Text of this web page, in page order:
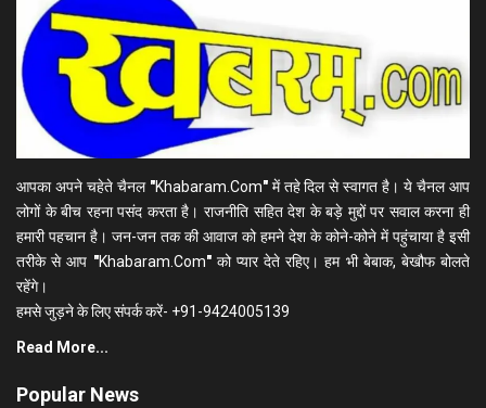
आपका अपने चहेते चैनल "Khabaram.Com"में तहे दिल से स्वागत है। ये चैनल आप
लोगों के बीच रहना पसंद करता है। राजनीति सहित देश के बड़े मुद्दों पर सवाल करना ही
हमारी पहचान है। जन-जन तक की आवाज को हमने देश के कोने-कोने में पहुंचाया है इसी
तरीके से आप "Khabaram.Com"को प्यार देते रहिए। हम भी बेबाक, बेखौफ बोलते
रहेंगे।
हमसे जुड़ने के लिए संपर्क करें- +91-9424005139
Read More...
Popular News